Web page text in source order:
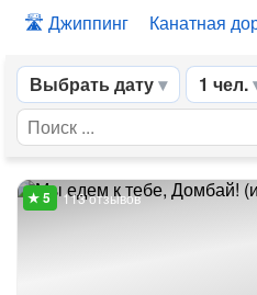
Джиппинг
Канатная
Выбрать дату 1 чел.
113 отзывов